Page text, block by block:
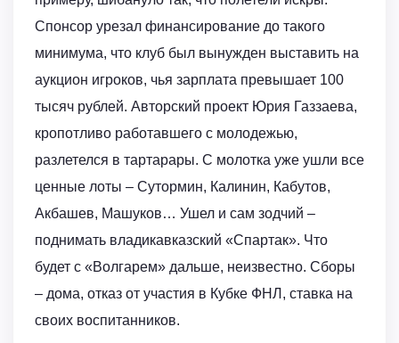
Спонсор урезал финансирование до такого
минимума, что клуб был вынужден выставить на
аукцион игроков, чья зарплата превышает 100
тысяч рублей. Авторский проект Юрия Газзаева,
кропотливо работавшего с молодежью,
разлетелся в тартарары. С молотка уже ушли все
ценные лоты – Сутормин, Калинин, Кабутов,
Акбашев, Машуков… Ушел и сам зодчий –
поднимать владикавказский «Спартак». Что
будет с «Волгарем» дальше, неизвестно. Сборы
– дома, отказ от участия в Кубке ФНЛ, ставка на
своих воспитанников.